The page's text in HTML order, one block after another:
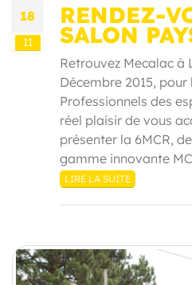
18
11
RENDEZ-
SALON
Retrouvez Mecalac à
Décembre 2015,
Professionnels des
réel plaisir de vous
présenter la 6MCR,
gamme innovante
LIRE LA SUITE